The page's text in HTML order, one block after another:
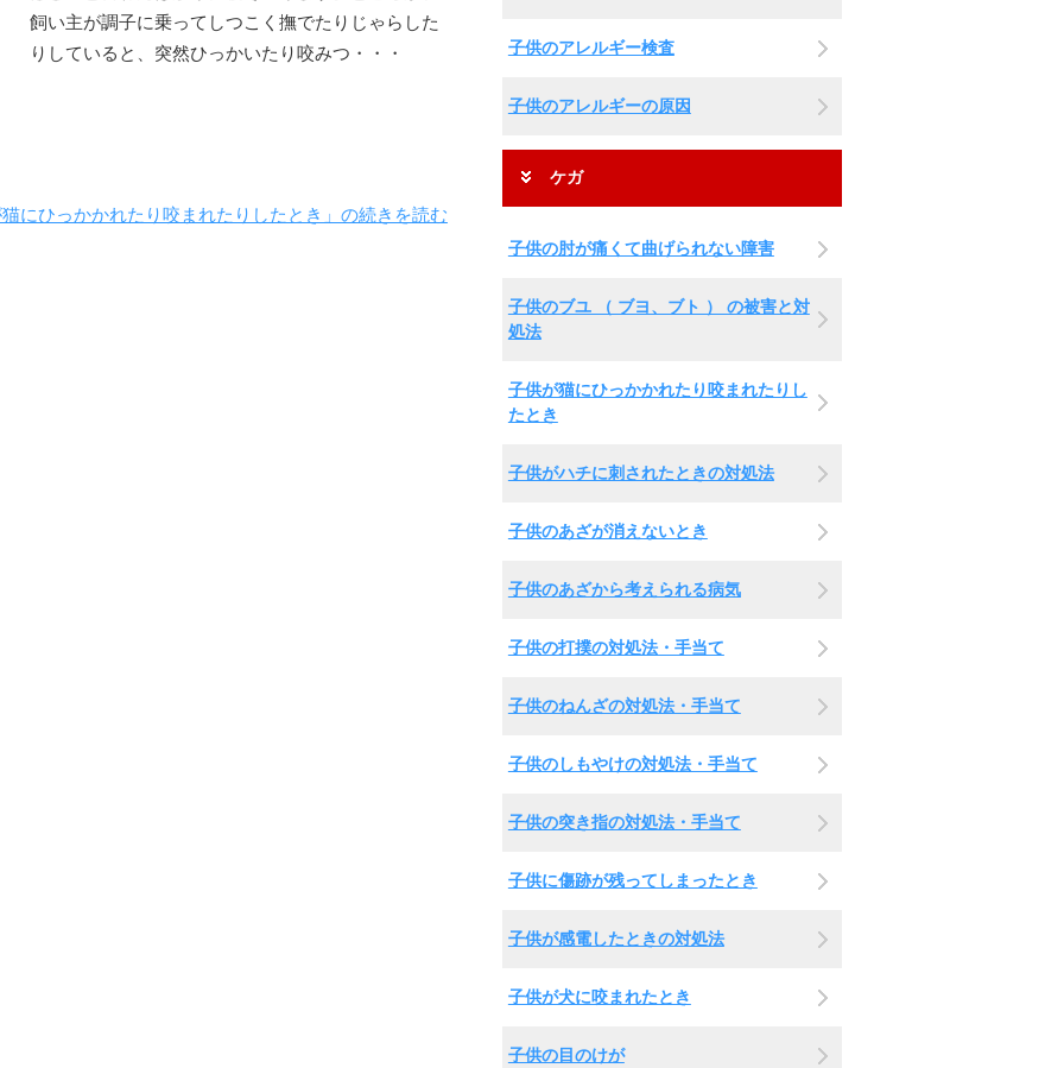
飼い主が調子に乗ってしつこく撫でたりじゃらした
りしていると、突然ひっかいたり咬みつ・・・
にひっかかれたり咬まれたりしたとき」の続きを読む
子供のアレルギー検査
子供のアレルギーの原因
ケガ
子供の肘が痛くて曲げられない障害
子供のブユ （ ブヨ、ブト ） の被害と対
処法
子供が猫にひっかかれたり咬まれたりし
たとき
子供がハチに刺されたときの対処法
子供のあざが消えないとき
子供のあざから考えられる病気
子供の打撲の対処法・手当て
子供のねんざの対処法・手当て
子供のしもやけの対処法・手当て
子供の突き指の対処法・手当て
子供に傷跡が残ってしまったとき
子供が感電したときの対処法
子供が犬に咬まれたとき
子供の目のけが